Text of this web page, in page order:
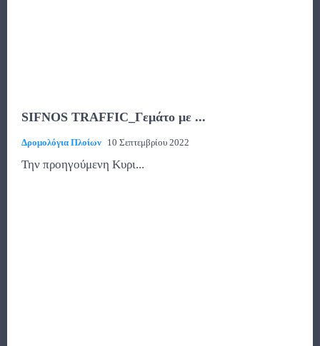
SIFNOS TRAFFIC_Γεμάτο με ...
Δρομολόγια Πλοίων 10 Σεπτεμβρίου 2022
Την προηγούμενη Κυρι...